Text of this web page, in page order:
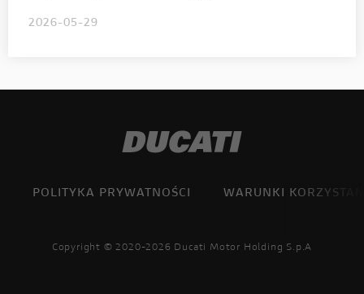
2026-05-29
POLITYKA PRYWATNOŚCI WARUNKI
Copyright © 2020-2026 Ducati Motor Holding S.p.A